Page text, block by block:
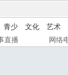
青少 文化
艺术
直播 网络